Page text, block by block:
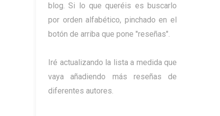
blog. Si lo que queréis es buscarlo
por orden alfabético, pinchado en el
botón de arriba que pone "reseñas".
Iré actualizando la lista a medida que
vaya añadiendo más reseñas de
diferentes autores.